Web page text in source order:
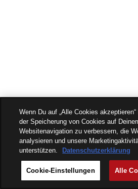
Wenn Du auf „Alle Cookies
der Speicherung von Cookies auf
Websitenavigation zu verbessern, die
analysieren und unsere
unterstützen.
Datenschutzerklärung
Cookie-Einstellungen Alle